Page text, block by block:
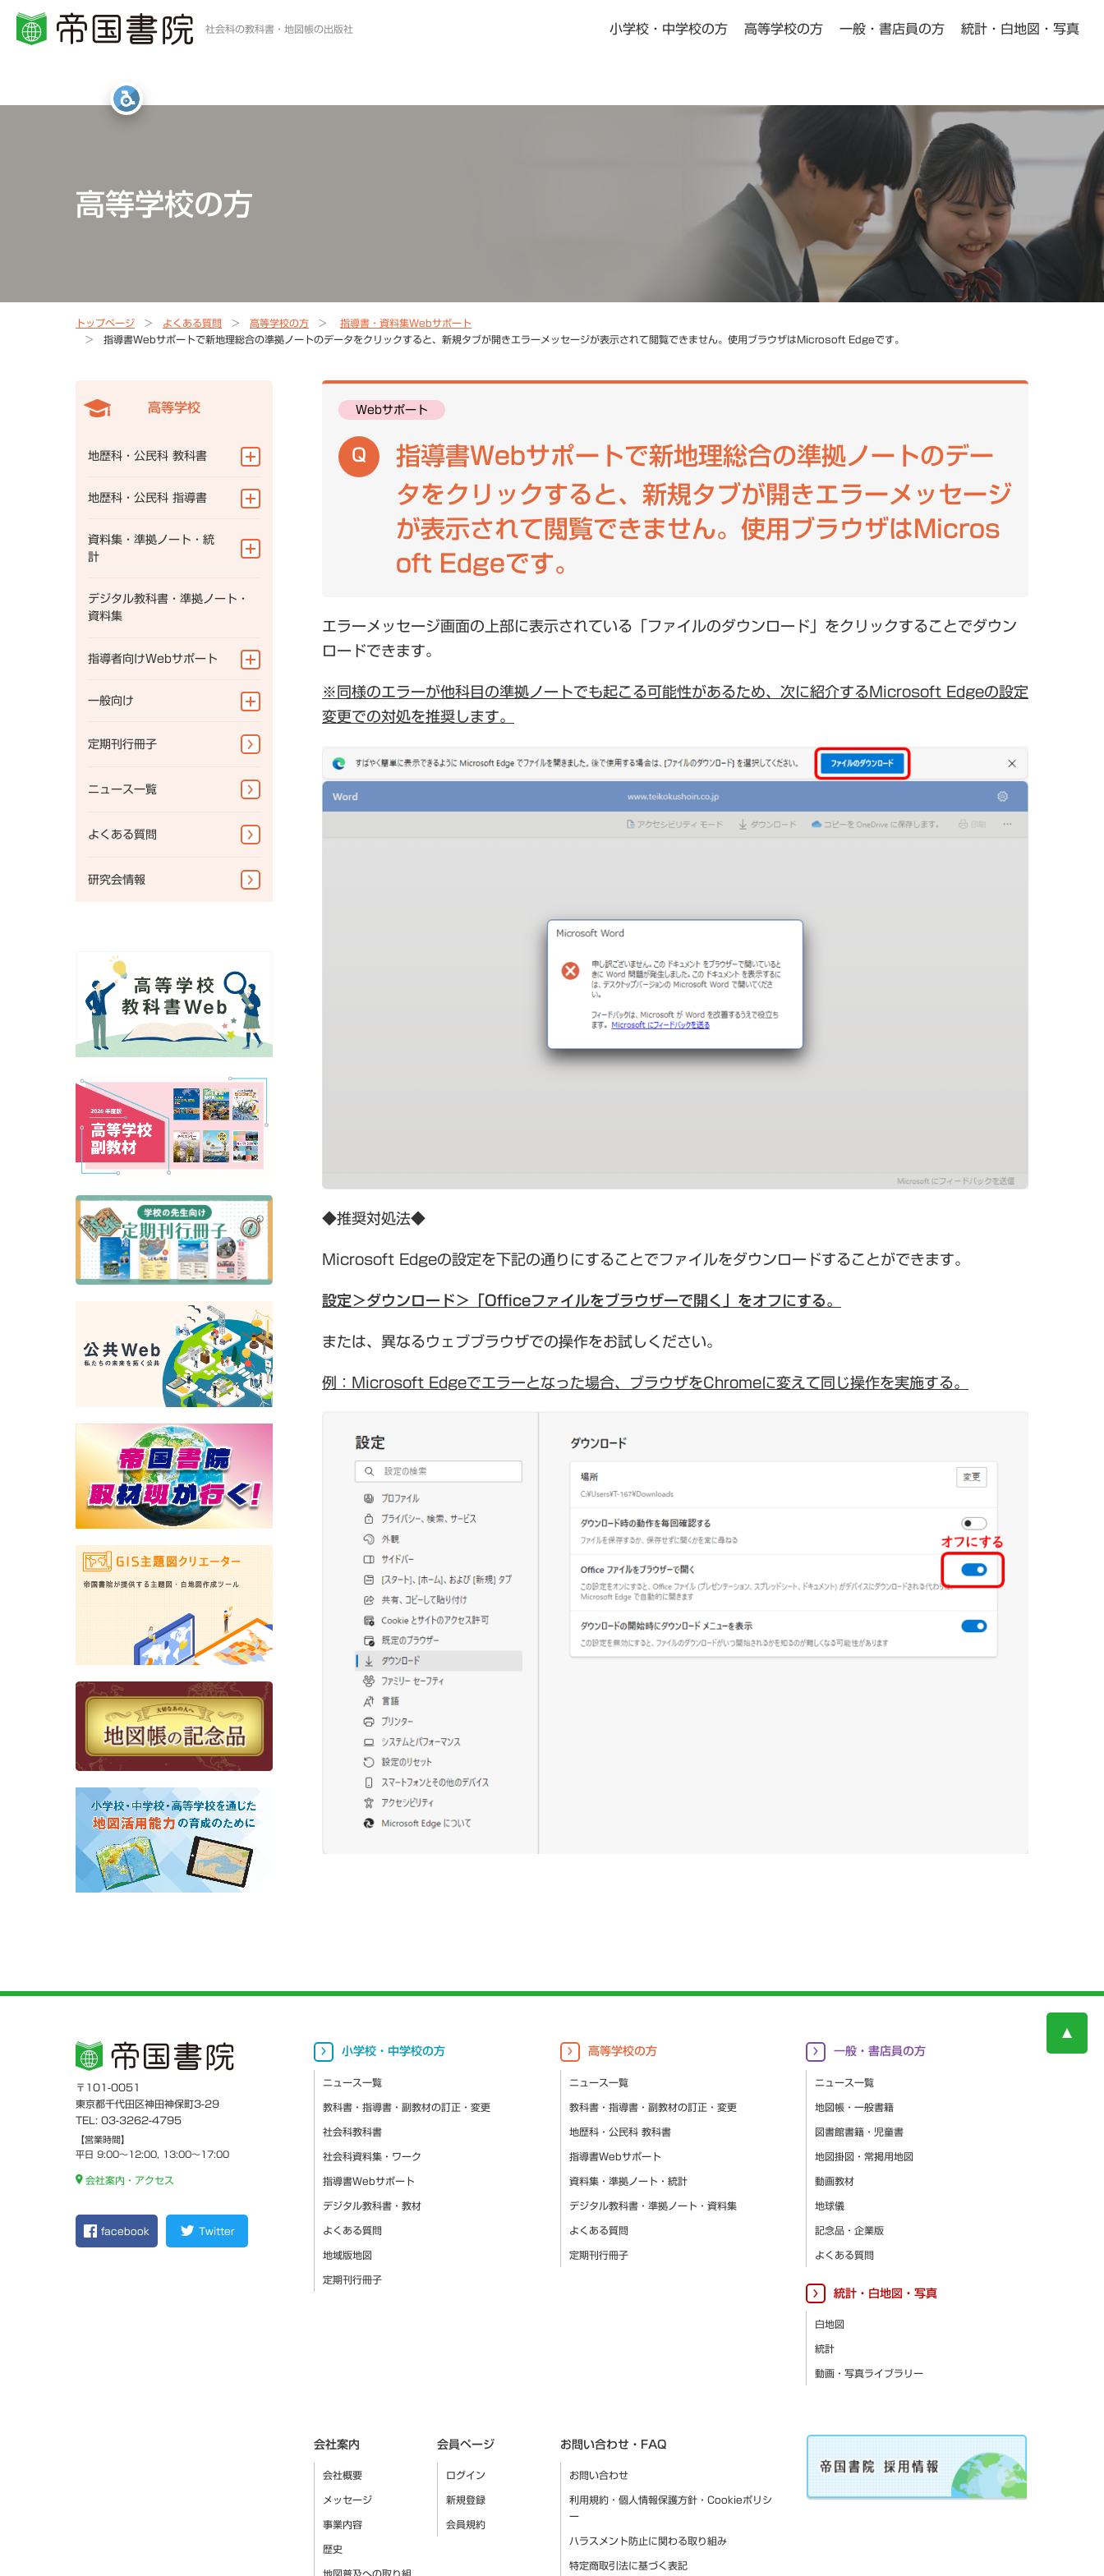
社会科の教科書・地図帳の出版社 小学校・中学校の方
定期刊行冊子 地域学習マップ
一般向け ニュース一覧
よくある質問 研究会情報
小学校・中学校の方向け
Pick Up
高等学校の方
教科書準拠ノートWebサポート 教科書・指導書・副教材の訂正・更新
定期刊行冊子 一般向け
ニュース一覧 よくある質問
Pick Up
一般・書店員の方
動画教材
よくある質問
統計・白地図・写真
高等学校の方
トップページ よくある質問 高等学校の方
指導書・資料集Webサポート
指導書Webサポートで新地理総合の準拠ノートのデータをクリックすると、新規タブが開きエラーメッセージが表示されて閲覧できません。使用ブラウザはMicrosoft Edgeです。
Webサポート
指導書Webサポートで新地理総合の準拠ノートのデー
タをクリックすると、新規タブが開きエラーメッセージ
が表示されて閲覧できません。使用ブラウザはMicros
oft Edgeです。
エラーメッセージ画面の上部に表示されている「ファイルのダウンロード」をクリックすることでダウン
ロードできます。
※同様のエラーが他科目の準拠ノートでも起こる可能性があるため、次に紹介するMicrosoft Edgeの設定
変更での対処を推奨します。
◆推奨対処法◆
Microsoft Edgeの設定を下記の通りにすることでファイルをダウンロードすることができます。
設定＞ダウンロード＞「Officeファイルをブラウザーで開く」をオフにする。
または、異なるウェブブラウザでの操作をお試しください。
例：Microsoft Edgeでエラーとなった場合、ブラウザをChromeに変えて同じ操作を実施する。
高等学校
地歴科・公民科 教科書
地図帳
地理探究
歴史総合
日本史探究
公共
地歴科・公民科 指導書
地図帳
地理探究
日本史探究
公共
資料集・準拠ノート・統
計
地理
公民
デジタル教科書・準拠ノート・
資料集
指導者向けWebサポート
指導書Webサポート
一般向け
地図帳・一般書籍
地球儀
定期刊行冊子
ニュース一覧
よくある質問
研究会情報
〒101-0051
東京都千代田区神田神保町3-29
TEL: 03-3262-4795
【営業時間】
平日 9:00～12:00, 13:00～17:00
会社案内・アクセス
facebook Twitter
小学校・中学校の方
ニュース一覧
教科書・指導書・副教材の訂正・変更
社会科教科書
社会科資料集・ワーク
指導書Webサポート
デジタル教科書・教材
よくある質問
地域版地図
定期刊行冊子
高等学校の方
ニュース一覧
教科書・指導書・副教材の訂正・変更
地歴科・公民科 教科書
指導書Webサポート
資料集・準拠ノート・統計
デジタル教科書・準拠ノート・資料集
よくある質問
定期刊行冊子
一般・書店員の方
ニュース一覧
地図帳・一般書籍
図書館書籍・児童書
地図掛図・常掲用地図
動画教材
地球儀
記念品・企業版
よくある質問
統計・白地図・写真
白地図
統計
動画・写真ライブラリー
会社案内
会社概要
メッセージ
事業内容
歴史
地図普及への取り組
会員ページ
ログイン
新規登録
会員規約
お問い合わせ・FAQ
お問い合わせ
利用規約・個人情報保護方針・Cookieポリシ
ー
ハラスメント防止に関わる取り組み
特定商取引法に基づく表記